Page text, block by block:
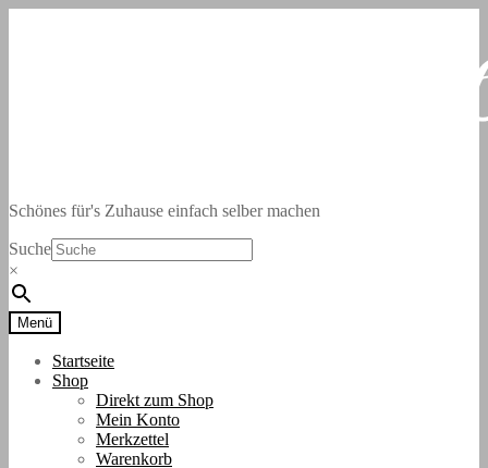
Schönes für's Zuhause einfach selber machen
Suche
×
Menü
Startseite
Shop
Direkt zum Shop
Mein Konto
Merkzettel
Warenkorb